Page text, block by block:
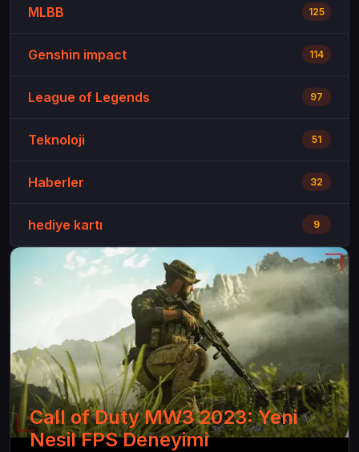
MLBB 125
Genshin impact 114
League of Legends 97
Teknoloji 51
Haberler 32
hediye kartı 9
Call of Duty MW3 2023: Yeni
Nesil FPS Deneyimi